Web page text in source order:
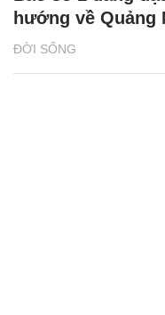
ĐỜI SỐNG
hướng về Quảng